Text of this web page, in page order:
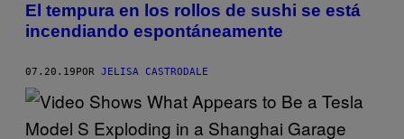
El tempura en los rollos de sushi se está
incendiando espontáneamente
07.20.19POR JELISA CASTRODALE